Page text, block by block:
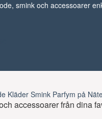
smink och accessoarer
accessoarer från dina